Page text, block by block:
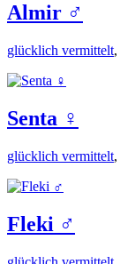
Almir ♂️
glücklich vermittelt,
Senta ♀️
glücklich vermittelt,
Fleki ♂️